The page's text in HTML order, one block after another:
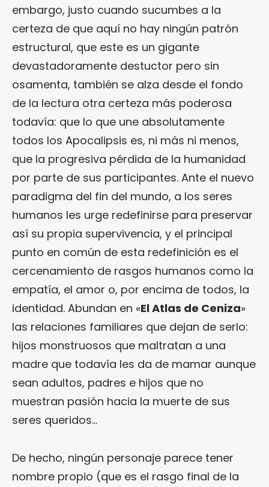
embargo, justo cuando sucumbes a la
certeza de que aquí no hay ningún patrón
estructural, que este es un gigante
devastadoramente destuctor pero sin
osamenta, también se alza desde el fondo
de la lectura otra certeza más poderosa
todavía: que lo que une absolutamente
todos los Apocalipsis es, ni más ni menos,
que la progresiva pérdida de la humanidad
por parte de sus participantes. Ante el nuevo
paradigma del fin del mundo, a los seres
humanos les urge redefinirse para preservar
así su propia supervivencia, y el principal
punto en común de esta redefinición es el
cercenamiento de rasgos humanos como la
empatía, el amor o, por encima de todos, la
identidad. Abundan en «El Atlas de Ceniza»
las relaciones familiares que dejan de serlo:
hijos monstruosos que maltratan a una
madre que todavía les da de mamar aunque
sean adultos, padres e hijos que no
muestran pasión hacia la muerte de sus
seres queridos…
De hecho, ningún personaje parece tener
nombre propio (que es el rasgo final de la